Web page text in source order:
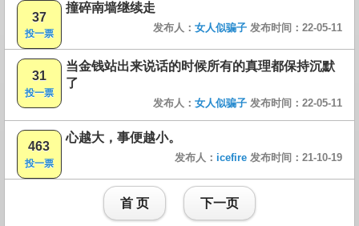
37
投一票
撞碎南墙继续走
发布人： 女人似骗子 发布时间：22-05-11
31
投一票
当金钱站出来说话的时候所有的真理都保持沉默
了
发布人： 女人似骗子 发布时间：22-05-11
463
投一票
心越大，事便越小。
发布人： icefire 发布时间：21-10-19
首 页 下一页